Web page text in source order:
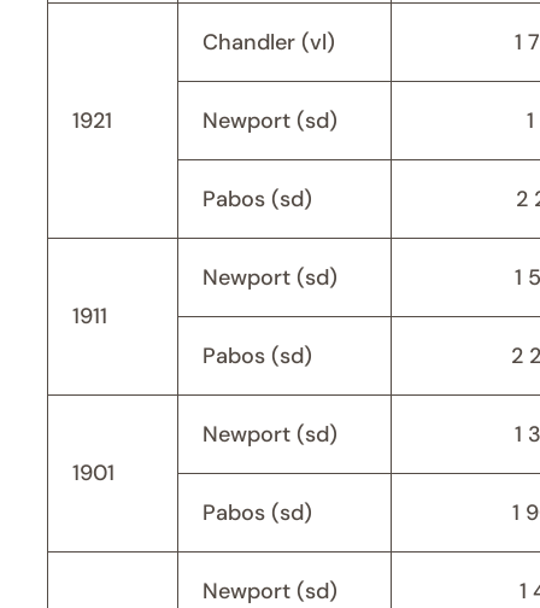
1921
Chandler (vl) 1
Newport (sd)
Pabos (sd) 2
1911
Newport (sd) 1
Pabos (sd) 2
1901
Newport (sd) 1
Pabos (sd) 1
Newport (sd) 1